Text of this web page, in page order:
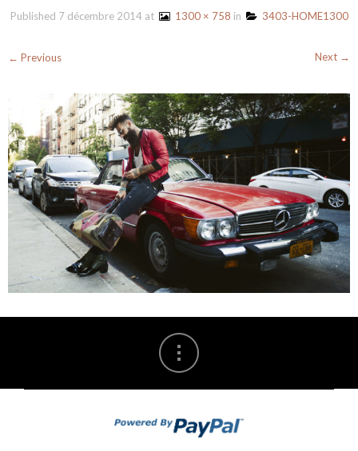
Published 7 décembre 2014at 1300 × 758 in 3403-HOME1300
← Previous Next →